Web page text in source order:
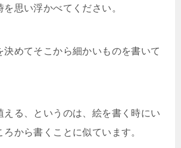
思い浮かべてください。
決めてそこから細かいものを書いて
える、というのは、絵を書く時にい
から書くことに似ています。